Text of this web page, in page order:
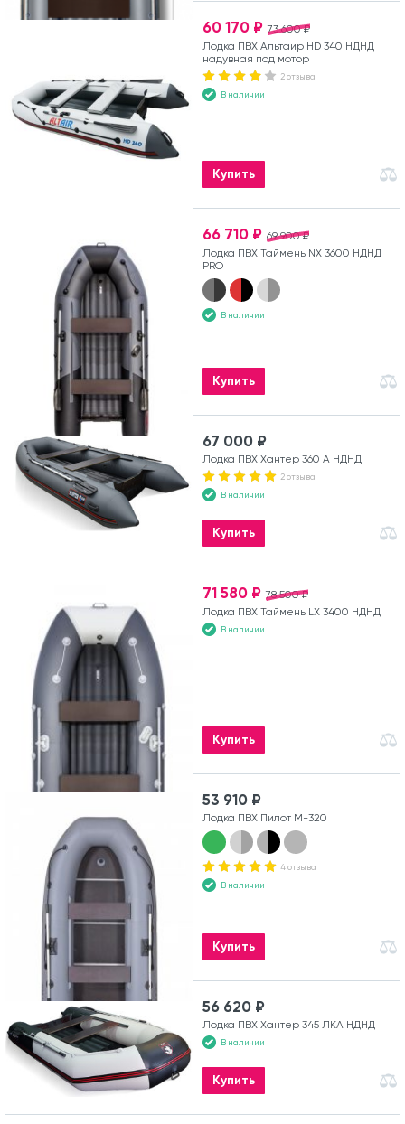
73 600 ₽
60 170 ₽
Лодка ПВХ Альтаир HD 340 НДНД
надувная под мотор
2 отзыва
В наличии
Купить
69 900 ₽
66 710 ₽
Лодка ПВХ Таймень NX 3600 НДНД
PRO
В наличии
Купить
67 000 ₽
Лодка ПВХ Хантер 360 А НДНД
2 отзыва
В наличии
Купить
78 500 ₽
71 580 ₽
Лодка ПВХ Таймень LX 3400 НДНД
В наличии
Купить
53 910 ₽
Лодка ПВХ Пилот М-320
4 отзыва
В наличии
Купить
56 620 ₽
Лодка ПВХ Хантер 345 ЛКА НДНД
В наличии
Купить